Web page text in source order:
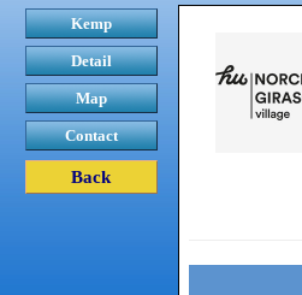
Kemp
Detail
Map
Contact
Back